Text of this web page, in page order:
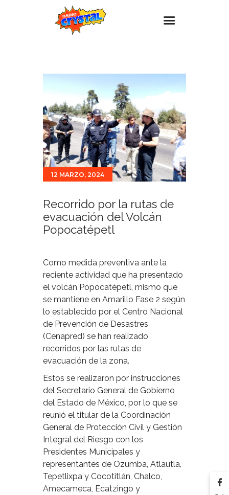
Eventos
Promociones
Noticias
Para ti
Contacto
12 MARZO, 2024
Recorrido por la rutas de
evacuación del Volcán
Popocatépetl
Como medida preventiva ante la
reciente actividad que ha presentado
el volcán Popocatépetl, mismo que
se mantiene en Amarillo Fase 2 según
lo establecido por el Centro Nacional
de Prevención de Desastres
(Cenapred) se han realizado
recorridos por las rutas de
evacuación de la zona.
Estos se realizaron por instrucciones
del Secretario General de Gobierno
del Estado de México, por lo que se
reunió el titular de la Coordinación
General de Protección Civil y Gestión
Integral del Riesgo con los
Presidentes Municipales y
representantes de Ozumba, Atlautla,
Tepetlixpa y Cocotitlán, Chalco,
Amecameca, Ecatzingo y